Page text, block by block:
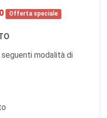
Offerta speciale
modalità di